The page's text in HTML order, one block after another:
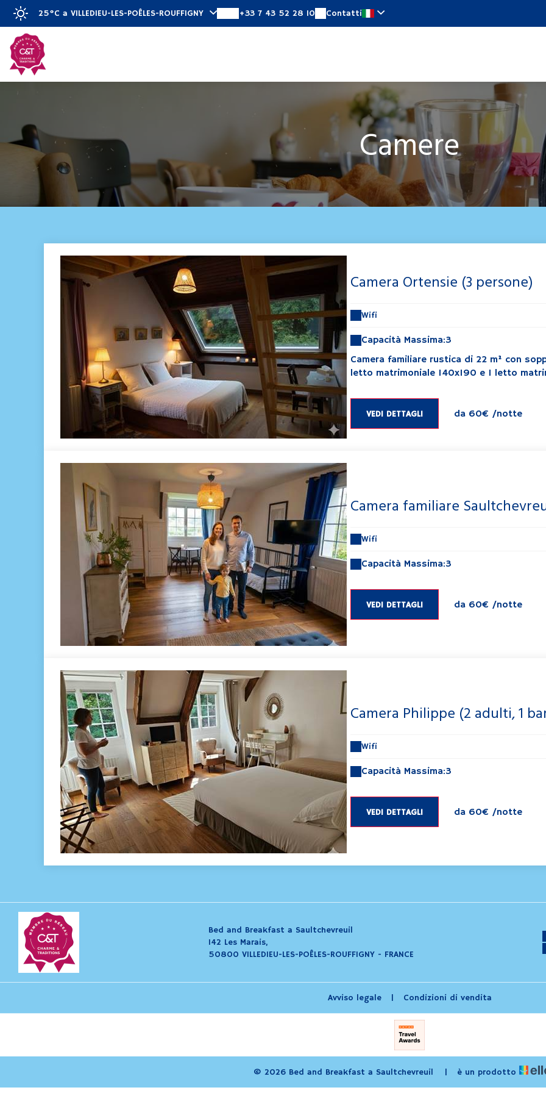
25°C a VILLEDIEU-LES-POÊLES-ROUFFIGNY +33 7 43 52 28 10 Contatti
Offerte speciali In prossimita Notizie
Camere
Camera Ortensie (3 persone)
Wifi
Capacità Massima:3
Camera familiare rustica di 22 m² con
letto matrimoniale 140x190 e 1 letto
VEDI DETTAGLI da 60€ /notte
Camera familiare
Wifi
Capacità Massima:3
VEDI DETTAGLI da 60€ /notte
Camera Philippe (2 adulti, 1
Wifi
Capacità Massima:3
VEDI DETTAGLI da 60€ /notte
Bed and Breakfast a Saultchevreuil
142 Les Marais,
50800 VILLEDIEU-LES-POÊLES-ROUFFIGNY - FRANCE
Avviso legale | Condizioni di vendita
© 2026 Bed and Breakfast a Saultchevreuil | è un prodotto